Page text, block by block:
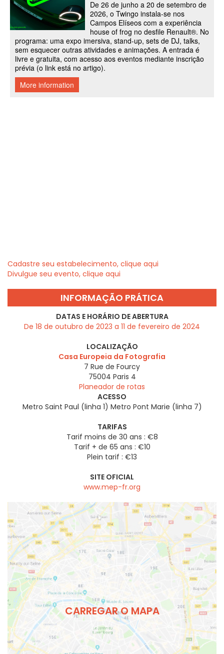
Cadastre seu estabelecimento, clique aqui
Divulgue seu evento, clique aqui
INFORMAÇÃO PRÁTICA
DATAS E HORÁRIO DE ABERTURA
De 18 de outubro de 2023 a 11 de fevereiro de 2024
LOCALIZAÇÃO
Casa Europeia da Fotografia
7 Rue de Fourcy
75004 Paris 4
Planeador de rotas
ACESSO
Metro Saint Paul (linha 1) Metro Pont Marie (linha 7)
TARIFAS
Tarif moins de 30 ans : €8
Tarif + de 65 ans : €10
Plein tarif : €13
SITE OFICIAL
www.mep-fr.org
CARREGAR O MAPA